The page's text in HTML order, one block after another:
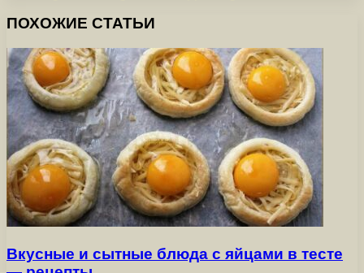
ПОХОЖИЕ СТАТЬИ
Вкусные и сытные блюда с яйцами в тесте